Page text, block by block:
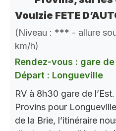
Voulzie FETE
(Niveau : *** - allure
km/h)
Rendez-vous : gare
Départ : Longueville
RV à 8h30 gare de
Provins pour
de la Brie, l’itinéraire